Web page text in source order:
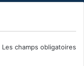
Les champs obligatoires